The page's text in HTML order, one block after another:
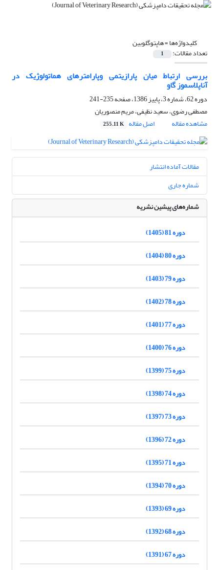
کلیدواژه‌ها =‌‌هاپتوگلوبین
تعداد مقالات: 1
بررسی ارتباط میان پارازیتمی وپارامترهای هماتولوژیک در
آناپلاسموز گاو
دوره 62، شماره 3، پاییز 1386، صفحه
235-241
مصطفی رضوی، سعید نظیفی، مریم منصوریان
مشاهده مقاله
اصل مقاله 255.11 K
مقالات آماده انتشار
شماره جاری
شماره‌های پیشین نشریه
دوره 81 (1405)
دوره 80 (1404)
دوره 79 (1403)
دوره 78 (1402)
دوره 77 (1401)
دوره 76 (1400)
دوره 75 (1399)
دوره 74 (1398)
دوره 73 (1397)
دوره 72 (1396)
دوره 71 (1395)
دوره 70 (1394)
دوره 69 (1393)
دوره 68 (1392)
دوره 67 (1391)